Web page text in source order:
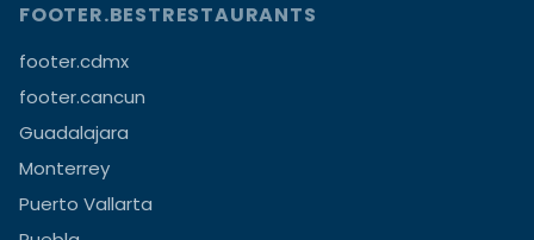
FOOTER.BESTRESTAURANTS
footer.cdmx
footer.cancun
Guadalajara
Monterrey
Puerto Vallarta